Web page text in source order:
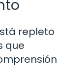
repleto
que